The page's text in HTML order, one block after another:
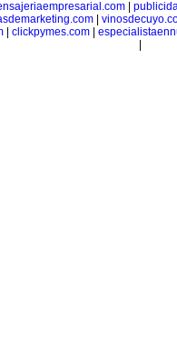
|
|
clickpymes.com